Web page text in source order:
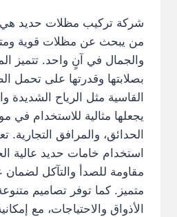
شركة تركيب مظلات حديد هي
من يبحث عن مظلات قوية
والجمال في آنٍ واحد. تتميز
بصلابتها وقدرتها على تحمل
القاسية مثل الرياح الشديدة
يجعلها مثالية للاستخدام في
الحدائق، والمرافق التجارية.
استخدام خامات حديد عالية
مقاومة للصدأ والتآكل
متميز. كما توفر تصاميم
الأذواق والاحتياجات، مع